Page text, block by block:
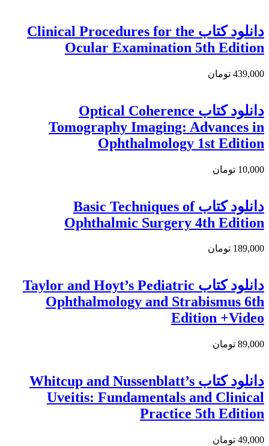
دانلود کتاب Clinical Procedures for the
Ocular Examination 5th Edition
439,000 تومان
دانلود کتاب Optical Coherence
Tomography Imaging: Advances in
Ophthalmology 1st Edition
10,000 تومان
دانلود كتاب Basic Techniques of
Ophthalmic Surgery 4th Edition
189,000 تومان
دانلود کتاب Taylor and Hoyt’s Pediatric
Ophthalmology and Strabismus 6th
Edition +Video
89,000 تومان
دانلود کتاب Whitcup and Nussenblatt’s
Uveitis: Fundamentals and Clinical
Practice 5th Edition
49,000 تومان